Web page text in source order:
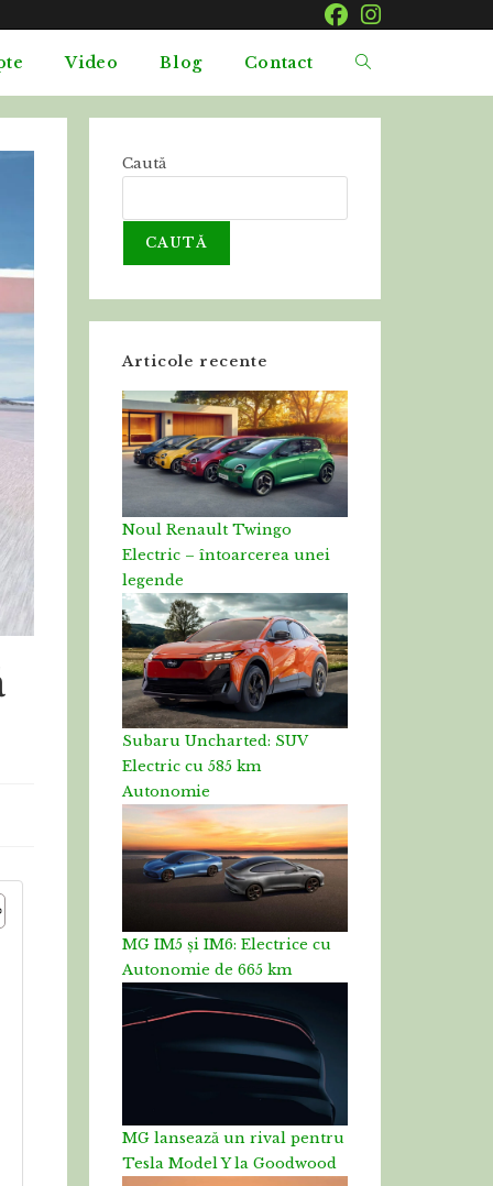
Video Blog Contact
Caută
CAUTĂ
Articole recente
Noul Renault Twingo
Electric – întoarcerea unei
legende
Subaru Uncharted: SUV
Electric cu 585 km
Autonomie
MG IM5 și IM6: Electrice cu
Autonomie de 665 km
MG lansează un rival pentru
Tesla Model Y la Goodwood